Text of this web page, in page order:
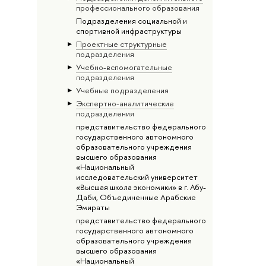
профессионального образования
Подразделения социальной и
спортивной инфраструктуры
Проектные структурные
подразделения
Учебно-вспомогательные
подразделения
Учебные подразделения
Экспертно-аналитические
подразделения
представительство федерального
государственного автономного
образовательного учреждения
высшего образования
«Национальный
исследовательский университет
«Высшая школа экономики» в г. Абу-
Даби, Объединенные Арабские
Эмираты
представительство федерального
государственного автономного
образовательного учреждения
высшего образования
«Национальный